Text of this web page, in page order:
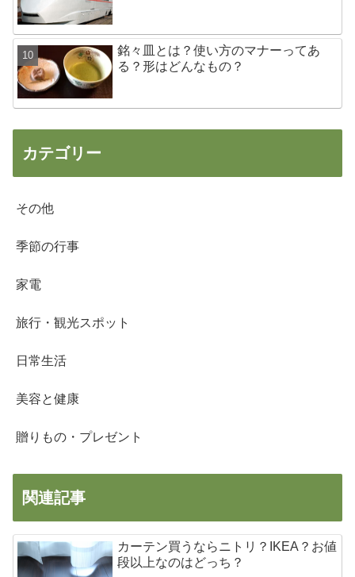
銘々皿とは？使い方のマナーってあ
る？形はどんなもの？
カテゴリー
その他
季節の行事
家電
旅行・観光スポット
日常生活
美容と健康
贈りもの・プレゼント
関連記事
カーテン買うならニトリ？IKEA？お値
段以上なのはどっち？